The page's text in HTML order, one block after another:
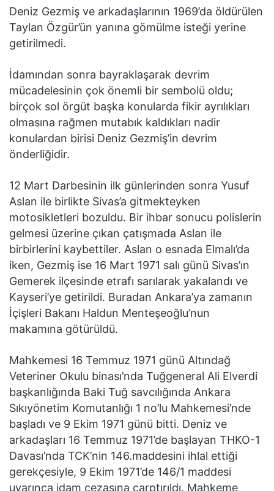
Deniz Gezmiş ve arkadaşlarının 1969’da öldürülen
Taylan Özgür’ün yanına gömülme isteği yerine
getirilmedi.
İdamından sonra bayraklaşarak devrim
mücadelesinin çok önemli bir sembolü oldu;
birçok sol örgüt başka konularda fikir ayrılıkları
olmasına rağmen mutabık kaldıkları nadir
konulardan birisi Deniz Gezmiş’in devrim
önderliğidir.
12 Mart Darbesinin ilk günlerinden sonra Yusuf
Aslan ile birlikte Sivas’a gitmekteyken
motosikletleri bozuldu. Bir ihbar sonucu polislerin
gelmesi üzerine çıkan çatışmada Aslan ile
birbirlerini kaybettiler. Aslan o esnada Elmalı’da
iken, Gezmiş ise 16 Mart 1971 salı günü Sivas’ın
Gemerek ilçesinde etrafı sarılarak yakalandı ve
Kayseri’ye getirildi. Buradan Ankara’ya zamanın
İçişleri Bakanı Haldun Menteşeoğlu’nun
makamına götürüldü.
Mahkemesi 16 Temmuz 1971 günü Altındağ
Veteriner Okulu binası’nda Tuğgeneral Ali Elverdi
başkanlığında Baki Tuğ savcılığında Ankara
Sıkıyönetim Komutanlığı 1 no’lu Mahkemesi’nde
başladı ve 9 Ekim 1971 günü bitti. Deniz ve
arkadaşları 16 Temmuz 1971’de başlayan THKO-1
Davası’nda TCK’nin 146.maddesini ihlal ettiği
gerekçesiyle, 9 Ekim 1971’de 146/1 maddesi
uyarınca idam cezasına çarptırıldı. Mahkeme